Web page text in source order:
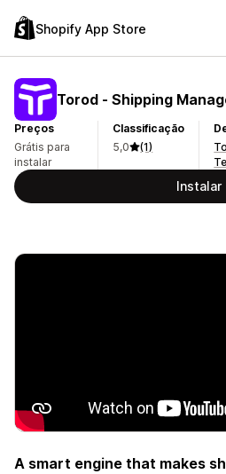
Shopify App Store
Torod ‑ Shipping
Preços
Grátis para
instalar
Classificação
5,0
(1)
Instalar
A smart engine that makes